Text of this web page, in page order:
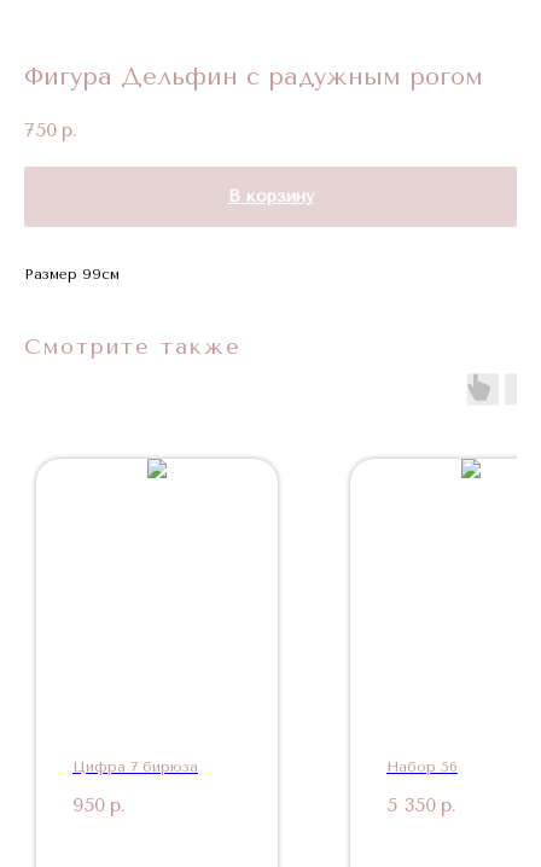
Фигура Дельфин с радужным рогом
750 р.
В корзину
Размер 99см
Смотрите также
Цифра 7 бирюза
950 р.
Набор 56
5 350 р.